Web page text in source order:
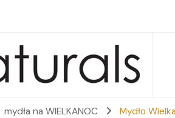
mydła na WIELKANOC Mydło